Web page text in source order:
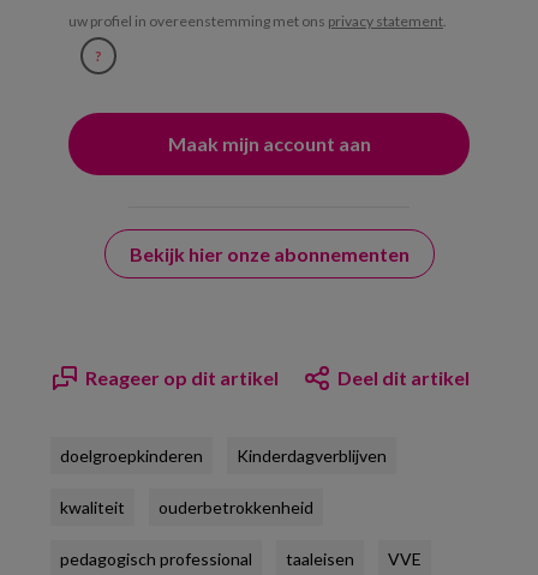
uw profiel in overeenstemming met ons privacy statement.
?
Bekijk hier onze abonnementen
Reageer op dit artikel Deel dit artikel
doelgroepkinderen Kinderdagverblijven
kwaliteit ouderbetrokkenheid
pedagogisch professional taaleisen VVE